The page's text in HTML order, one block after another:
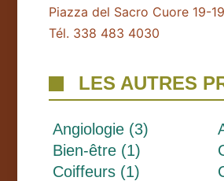
Piazza del Sacro Cuore 19-
Tél. 338 483 4030
LES AUTRES
Angiologie (3)
Bien-être (1)
Coiffeurs (1)